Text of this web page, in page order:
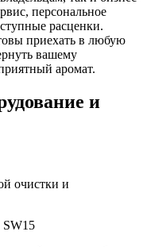
персональное
расценки.
приехать в любую
вашему
аромат.
и
очистки и